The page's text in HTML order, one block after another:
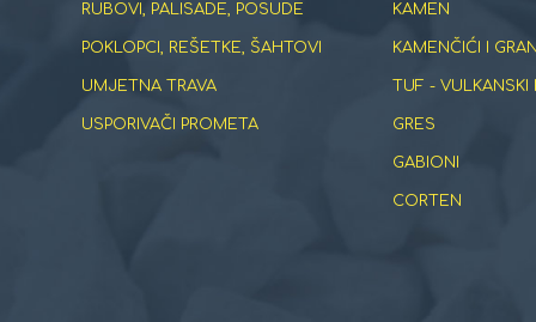
RUBOVI, PALISADE, POSUDE
POKLOPCI, REŠETKE, ŠAHTOVI
UMJETNA TRAVA
USPORIVAČI PROMETA
KAMEN
KAMENČIĆI I
TUF - VULKANSKI
GRES
GABIONI
CORTEN